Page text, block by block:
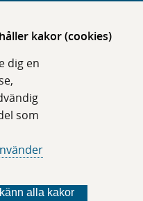
kakor (cookies)
dig en
som
alla kakor